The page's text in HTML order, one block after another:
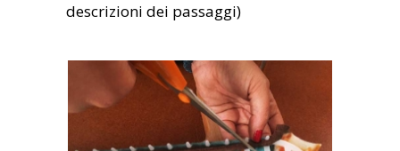
descrizioni dei passaggi)